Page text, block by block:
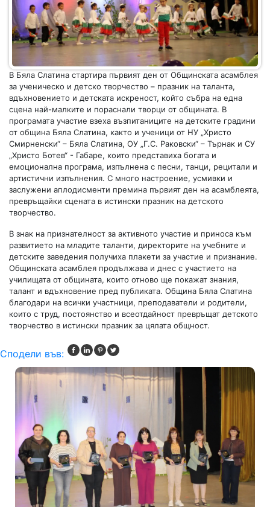
В Бяла Слатина стартира първият ден от Общинската асамблея
за ученическо и детско творчество – празник на таланта,
вдъхновението и детската искреност, който събра на една
сцена най-малките и пораснали творци от общината. В
програмата участие взеха възпитаниците на детските градини
от община Бяла Слатина, както и ученици от НУ „Христо
Смирненски“ – Бяла Слатина, ОУ „Г.С. Раковски“ – Търнак и СУ
„Христо Ботев“ - Габаре, които представиха богата и
емоционална програма, изпълнена с песни, танци, рецитали и
артистични изпълнения. С много настроение, усмивки и
заслужени аплодисменти премина първият ден на асамблеята,
превръщайки сцената в истински празник на детското
творчество.
В знак на признателност за активното участие и приноса към
развитието на младите таланти, директорите на учебните и
детските заведения получиха плакети за участие и признание.
Общинската асамблея продължава и днес с участието на
училищата от общината, които отново ще покажат знания,
талант и вдъхновение пред публиката. Община Бяла Слатина
благодари на всички участници, преподаватели и родители,
които с труд, постоянство и всеотдайност превръщат детското
творчество в истински празник за цялата общност.
Сподели във: